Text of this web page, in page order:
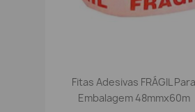
Vista rápida
Fitas Adesivas FRÁGIL Para
Embalagem 48mmx60m